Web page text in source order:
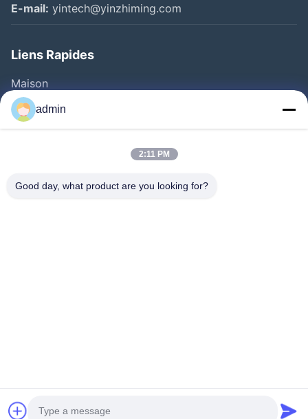
E-mail: yintech@yinzhiming.com
Liens Rapides
Maison
Produits
Vidéos
Visite D'usine
©2019- Shenzhen Yintech Co., Ltd. Tous les droits réservés
admin
2:11 PM
Good day, what product are you looking for?